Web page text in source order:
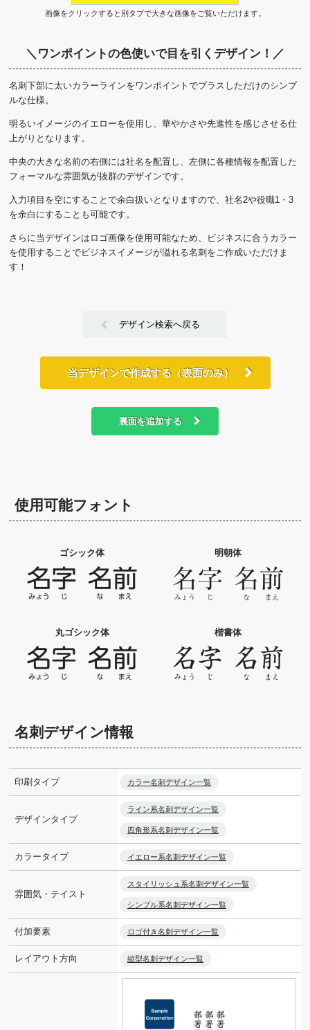
画像をクリックすると別タブで大きな画像をご覧いただけます。
＼ワンポイントの色使いで目を引くデザイン！／
名刺下部に太いカラーラインをワンポイントでプラスしただけのシンプ
ルな仕様。
明るいイメージのイエローを使用し、華やかさや先進性を感じさせる仕
上がりとなります。
中央の大きな名前の右側には社名を配置し、左側に各種情報を配置した
フォーマルな雰囲気が抜群のデザインです。
入力項目を空にすることで余白扱いとなりますので、社名2や役職1・3
を余白にすることも可能です。
さらに当デザインはロゴ画像を使用可能なため、ビジネスに合うカラー
を使用することでビジネスイメージが溢れる名刺をご作成いただけま
す！
デザイン検索へ戻る
当デザインで作成する（表面のみ）
裏面を追加する
使用可能フォント
ゴシック体 明朝体
丸ゴシック体 楷書体
名刺デザイン情報
印刷タイプ カラー名刺デザイン一覧
デザインタイプ
ライン系名刺デザイン一覧
四角形系名刺デザイン一覧
カラータイプ イエロー系名刺デザイン一覧
雰囲気・テイスト
スタイリッシュ系名刺デザイン一覧
シンプル系名刺デザイン一覧
付加要素 ロゴ付き名刺デザイン一覧
レイアウト方向 縦型名刺デザイン一覧